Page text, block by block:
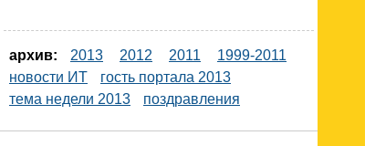
архив: 2013 2012 2011
1999-2011
новости ИТ
гость портала 2013
тема недели 2013
поздравления